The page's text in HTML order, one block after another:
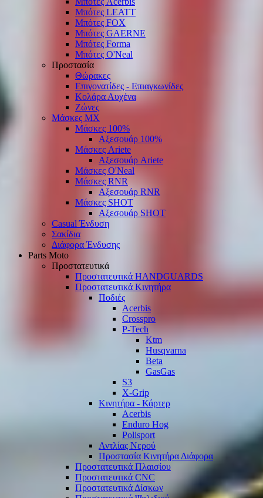
Μπότες LEATT
Μπότες FOX
Μπότες GAERNE
Μπότες Forma
Μπότες O'Neal
Προστασία
Θώρακες
Επιγονατίδες - Επιαγκωνίδες
Κολάρα Αυχένα
Ζώνες
Μάσκες ΜΧ
Μάσκες 100%
Αξεσουάρ 100%
Μάσκες Ariete
Αξεσουάρ Ariete
Μάσκες O'Neal
Μάσκες RNR
Αξεσουάρ RNR
Μάσκες SHOT
Αξεσουάρ SHOT
Casual Ένδυση
Σακίδια
Διάφορα Ένδυσης
Parts Moto
Προστατευτικά
Προστατευτικά HANDGUARDS
Προστατευτικά Κινητήρα
Ποδιές
Acerbis
Crosspro
P-Tech
Ktm
Husqvarna
Beta
GasGas
S3
X-Grip
Κινητήρα - Κάρτερ
Acerbis
Enduro Hog
Polisport
Αντλίας Νερού
Προστασία Κινητήρα Διάφορα
Προστατευτικά Πλαισίου
Προστατευτικά CNC
Προστατευτικά Δίσκων